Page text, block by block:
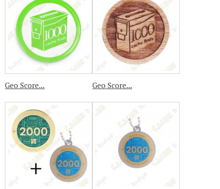
Geo Score... Geo Score...